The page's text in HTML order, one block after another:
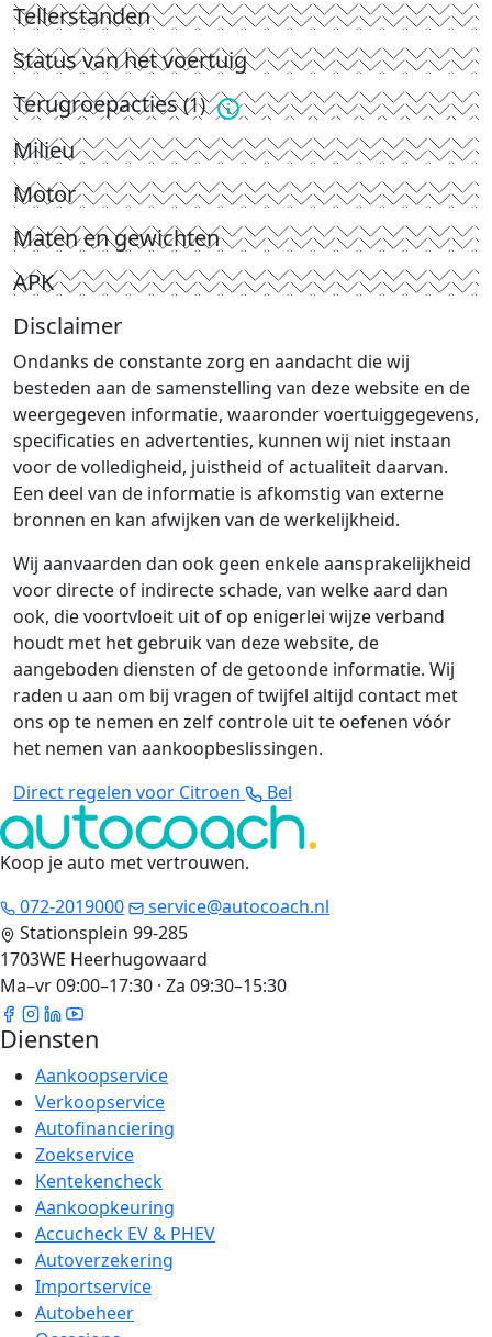
Tellerstanden
Status van het voertuig
Terugroepacties(1)
Milieu
Motor
Maten en gewichten
APK
Disclaimer
Ondanks de constante zorg en aandacht die wij
besteden aan de samenstelling van deze website en de
weergegeven informatie, waaronder voertuiggegevens,
specificaties en advertenties, kunnen wij niet instaan
voor de volledigheid, juistheid of actualiteit daarvan.
Een deel van de informatie is afkomstig van externe
bronnen en kan afwijken van de werkelijkheid.
Wij aanvaarden dan ook geen enkele aansprakelijkheid
voor directe of indirecte schade, van welke aard dan
ook, die voortvloeit uit of op enigerlei wijze verband
houdt met het gebruik van deze website, de
aangeboden diensten of de getoonde informatie. Wij
raden u aan om bij vragen of twijfel altijd contact met
ons op te nemen en zelf controle uit te oefenen vóór
het nemen van aankoopbeslissingen.
Direct regelen voor Citroen
Bel
Koop je auto met vertrouwen.
072-2019000
service@autocoach.nl
Stationsplein 99-285
1703WE Heerhugowaard
Ma–vr 09:00–17:30 · Za 09:30–15:30
Diensten
Aankoopservice
Verkoopservice
Autofinanciering
Zoekservice
Kentekencheck
Aankoopkeuring
Accucheck EV & PHEV
Autoverzekering
Importservice
Autobeheer